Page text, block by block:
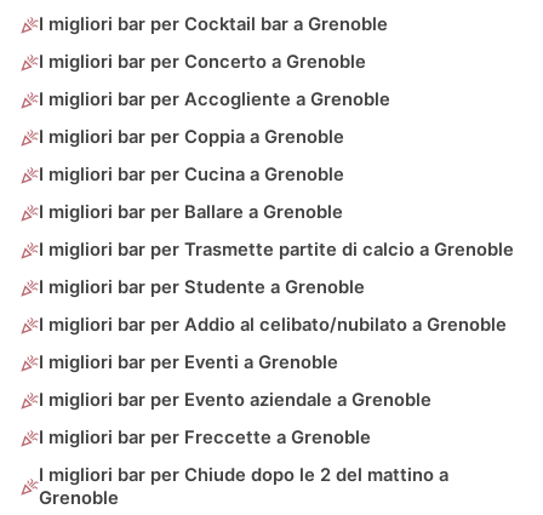
I migliori bar per Cocktail bar a Grenoble
I migliori bar per Concerto a Grenoble
I migliori bar per Accogliente a Grenoble
I migliori bar per Coppia a Grenoble
I migliori bar per Cucina a Grenoble
I migliori bar per Ballare a Grenoble
I migliori bar per Trasmette partite di calcio a Grenoble
I migliori bar per Studente a Grenoble
I migliori bar per Addio al celibato/nubilato a Grenoble
I migliori bar per Eventi a Grenoble
I migliori bar per Evento aziendale a Grenoble
I migliori bar per Freccette a Grenoble
I migliori bar per Chiude dopo le 2 del mattino a
Grenoble